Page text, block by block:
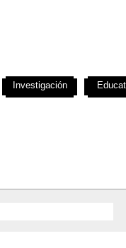
Investigación